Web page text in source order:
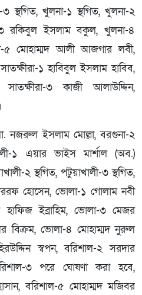
৩ স্থগিত, খুলনা-১ স্থগিত, খুলনা-২
রকিবুল ইসলাম বকুল, খুলনা-৪
৫ মোহাম্মদ আলী আজগার লবী,
১ হাবিবুল ইসলাম হাবিব,
৩ কাজী আলাউদ্দিন,
নজরুল ইসলাম মোল্লা, বরগুনা-২
১ এয়ার ভাইস মার্শাল (অব.)
২ স্থগিত, পটুয়াখালী-৩ স্থগিত,
হোসেন, ভোলা-১ গোলাম নবী
ইব্রাহিম, ভোলা-৩ মেজর
বিক্রম, ভোলা-৪ মোহাম্মদ নুরুল
স্বপন, বরিশাল-২ সরদার
৩ পরে ঘোষণা করা হবে,
বরিশাল-৫ মোহাম্মদ মজিবর